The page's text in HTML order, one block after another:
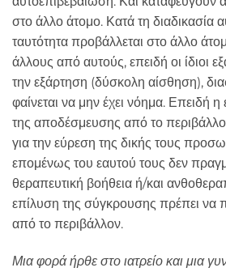
στο άλλο άτομο. Κατά τη διαδικασία
ταυτότητα προβάλλεται στο άλλο
άλλους από αυτούς, επειδή οι ίδιοι
την εξάρτηση (δύσκολη αίσθηση),
φαίνεται να μην έχει νόημα. Επειδή η
της αποδέσμευσης από το
για την εύρεση της δικής τους
επομένως του εαυτού τους δεν
θεραπευτική βοήθεια ή/και
επίλυση της σύγκρουσης πρέπει να
από το περιβάλλον.
Μια φορά ήρθε στο ιατρείο και μια